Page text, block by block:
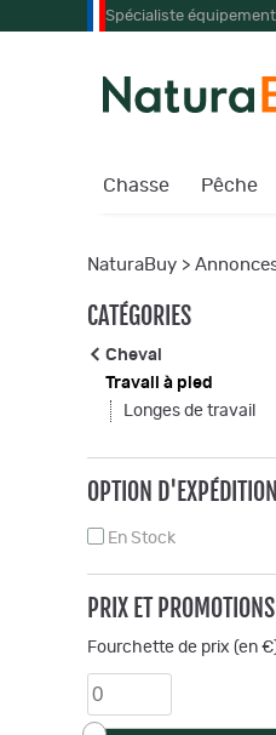
Spécialiste
Chasse Pêche
NaturaBuy >
CATÉGORIES
Cheval
Travail à pied
Longes de travail
OPTION D'EXPÉDITION
En Stock
PRIX ET PROMOTIONS
Fourchette de prix (en